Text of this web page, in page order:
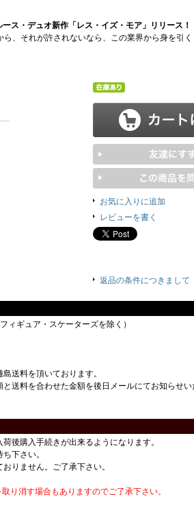
ス・デュオ新作「レス・イズ・モア」リリース！
、それが許されないなら、この業界から身を引
お気に入りに追加
レビューを書く
返品の条件につきまして
ィギュア・スケーターズを除く）
送料を頂いております。
送料を合わせた金額を後日メールにてお知らせい
後購入手続きが出来るようになります。
下さい。
りません。ご了承下さい。
り消す場合もありますのでご了承下さい。